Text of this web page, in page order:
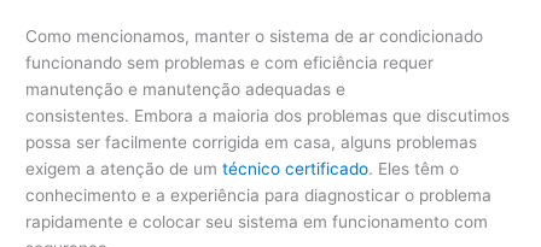
Como mencionamos, manter o sistema de ar condicionado
funcionando sem problemas e com eficiência requer
manutenção e manutenção adequadas e
consistentes. Embora a maioria dos problemas que discutimos
possa ser facilmente corrigida em casa, alguns problemas
exigem a atenção de umtécnico certificado. Eles têm o
conhecimento e a experiência para diagnosticar o problema
rapidamente e colocar seu sistema em funcionamento com